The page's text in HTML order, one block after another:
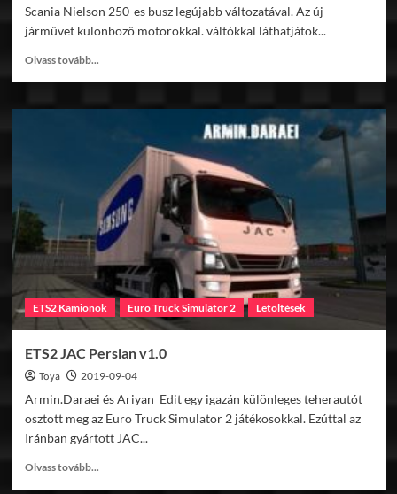
Scania Nielson 250-es busz legújabb változatával. Az új
járművet különböző motorokkal. váltókkal láthatjátok...
Olvass tovább...
ETS2
v1.35.x
ETS2 Kamionok Euro Truck Simulator 2 Letöltések
ETS2 JAC Persian v1.0
Toya 2019-09-04
Armin.Daraei és Ariyan_Edit egy igazán különleges teherautót
osztott meg az Euro Truck Simulator 2 játékosokkal. Ezúttal az
Iránban gyártott JAC...
Olvass tovább...